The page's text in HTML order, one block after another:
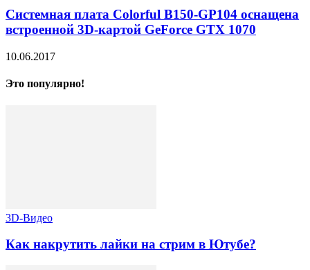
Системная плата Colorful B150-GP104 оснащена
встроенной 3D-картой GeForce GTX 1070
10.06.2017
Это популярно!
3D-Видео
Как накрутить лайки на стрим в Ютубе?